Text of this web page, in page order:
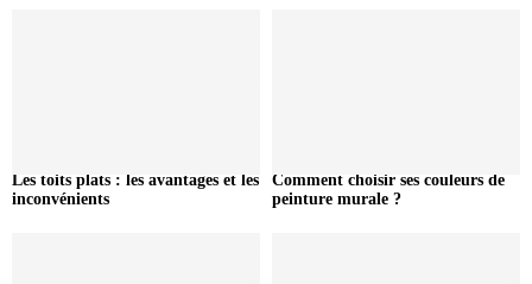
Les toits plats : les avantages et les
inconvénients
Comment choisir ses couleurs de
peinture murale ?